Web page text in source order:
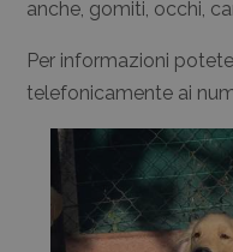
anche, gomiti, occhi,
Per informazioni
telefonicamente ai